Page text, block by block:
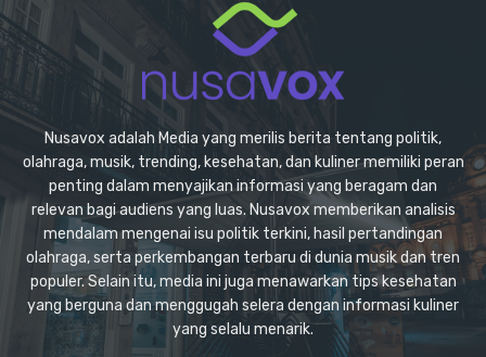
Nusavox adalah Media yang merilis berita tentang politik,
olahraga, musik, trending, kesehatan, dan kuliner memiliki peran
penting dalam menyajikan informasi yang beragam dan
relevan bagi audiens yang luas. Nusavox memberikan analisis
mendalam mengenai isu politik terkini, hasil pertandingan
olahraga, serta perkembangan terbaru di dunia musik dan tren
populer. Selain itu, media ini juga menawarkan tips kesehatan
yang berguna dan menggugah selera dengan informasi kuliner
yang selalu menarik.